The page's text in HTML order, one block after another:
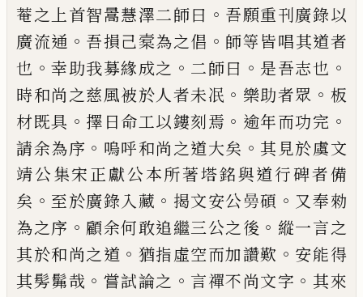
菴之上首智暠慧澤二師曰 。 吾願重刊廣錄以
廣流通 。 吾損己槖為之倡 。 師等皆唱其道者
也 。幸助我募緣成之 。 二師曰 。 是吾志也 。
時和尚之慈風被於人者未冺 。 樂助者眾 。 板
材既具 。 擇日命工以鏤刻焉 。 逾年而功完 。
請余為序 。 嗚呼和尚之道大矣 。其見於虞文
靖公集宋正獻公本所著塔銘與道行碑者備
矣 。 至於廣錄入藏 。 揭文安公𭦟碩 。 又奉勑
為之序 。 顧余何敢追繼三公之後 。 縱一言之
其於和尚之道 。 猶指虛空而加讚歎 。 安能得
其髣髴哉 。 嘗試論之 。 言禪不尚文字 。其來